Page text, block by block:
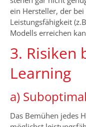
ein Hersteller, der
Leistungsfähigkeit
Modells erreichen
3. Risiken
Learning
a)
Das Bemühen jedes